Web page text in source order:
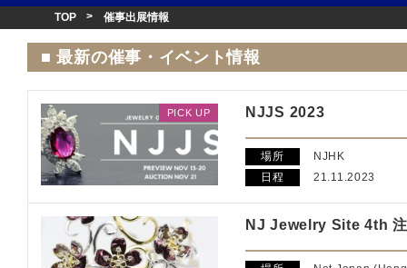
TOP 催事出展情報
■ 最新の催事・イベント情報
PICK UP NJJS 2023
場所
NJHK
日程
21.11.2023
NJ Jewelry Site 4th